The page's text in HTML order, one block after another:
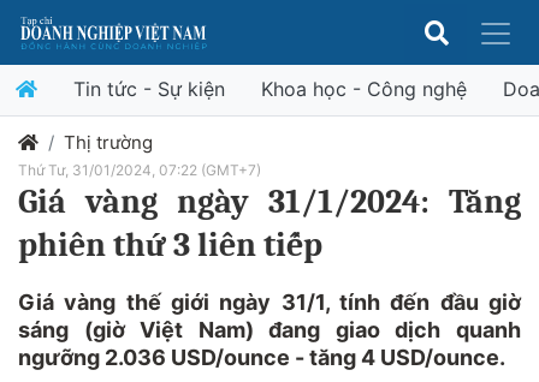
Tin tức - Sự kiện Khoa học - Công nghệ
Thị trường
Thứ Tư, 31/01/2024, 07:22 (GMT+7)
Giá vàng ngày 31/1/2024: Tăng
phiên thứ 3 liên tiếp
Giá vàng thế giới ngày 31/1, tính đến đầu giờ
sáng (giờ Việt Nam) đang giao dịch quanh
ngưỡng 2.036 USD/ounce - tăng 4 USD/ounce.